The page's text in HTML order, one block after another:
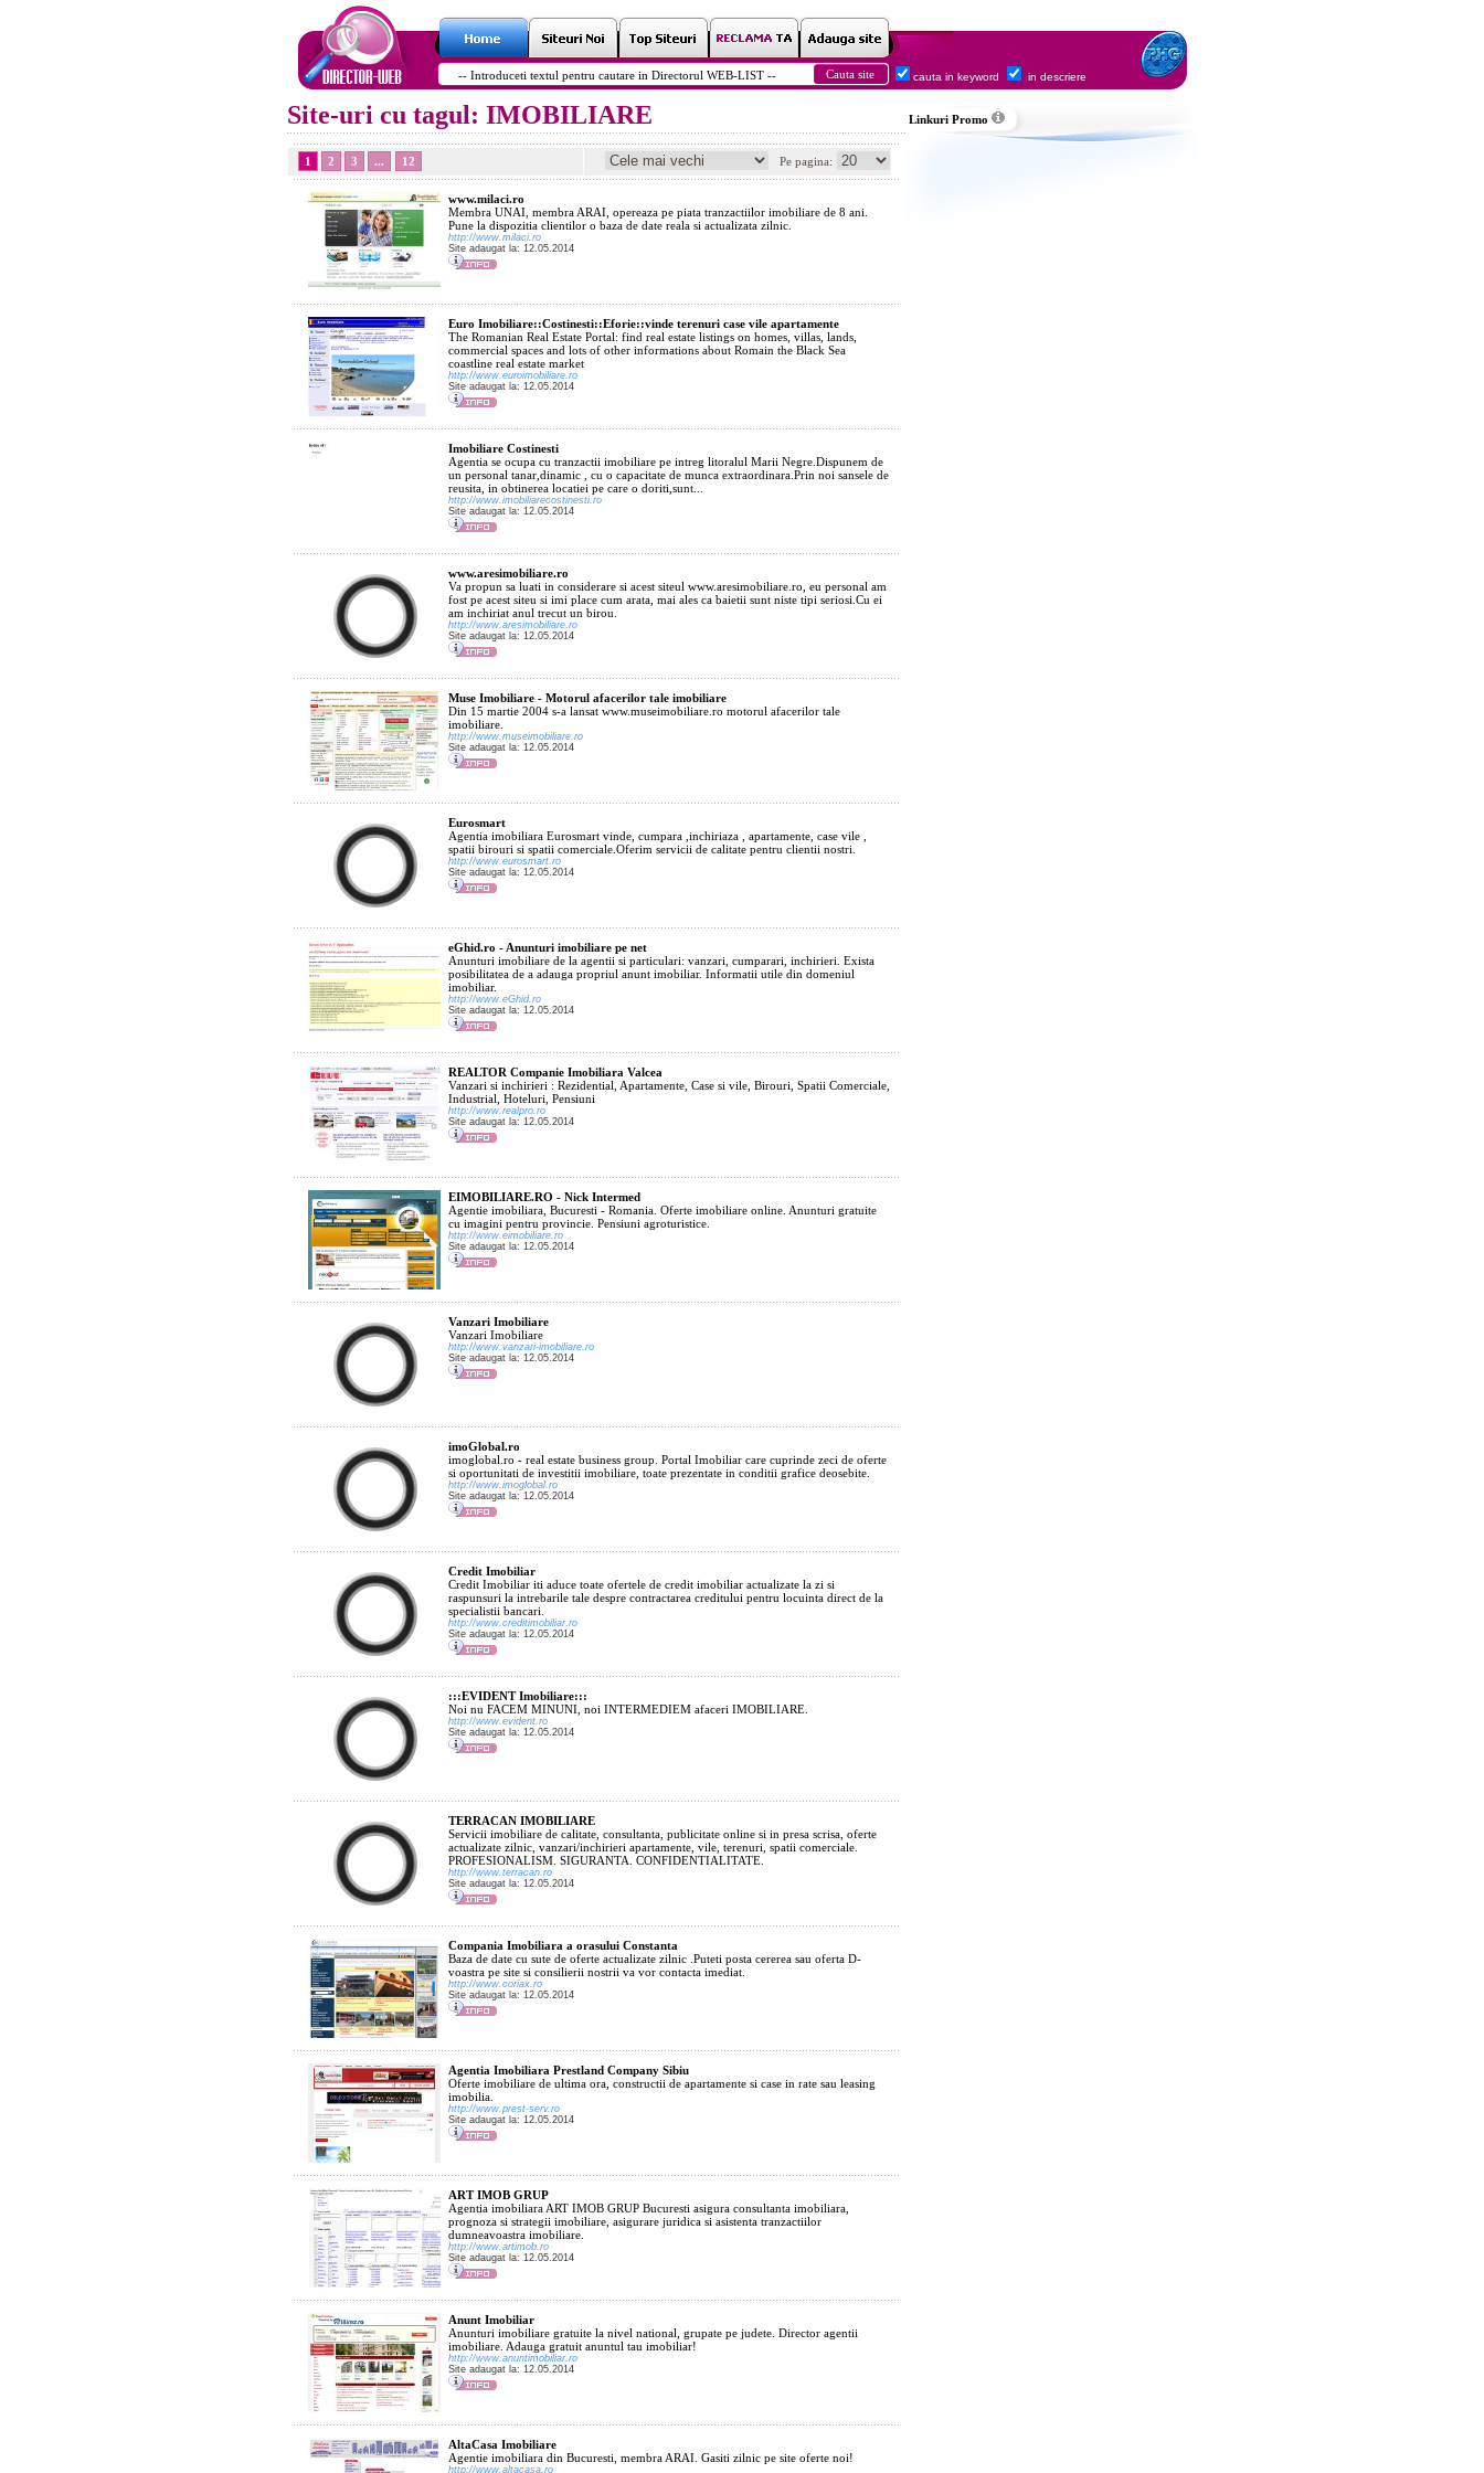
cauta in keyword in descriere
Site-uri cu tagul: IMOBILIARE
1 2 3 ... 12 Pe pagina:
www.milaci.ro
Membra UNAI, membra ARAI, opereaza pe piata tranzactiilor imobiliare de 8 ani.
Pune la dispozitia clientilor o baza de date reala si actualizata zilnic.
http://www.milaci.ro
Site adaugat la: 12.05.2014
Euro Imobiliare::Costinesti::Eforie::vinde terenuri case vile apartamente
The Romanian Real Estate Portal: find real estate listings on homes, villas, lands,
commercial spaces and lots of other informations about Romain the Black Sea
coastline real estate market
http://www.euroimobiliare.ro
Site adaugat la: 12.05.2014
Imobiliare Costinesti
Agentia se ocupa cu tranzactii imobiliare pe intreg litoralul Marii Negre.Dispunem de
un personal tanar,dinamic , cu o capacitate de munca extraordinara.Prin noi sansele de
reusita, in obtinerea locatiei pe care o doriti,sunt...
http://www.imobiliarecostinesti.ro
Site adaugat la: 12.05.2014
www.aresimobiliare.ro
Va propun sa luati in considerare si acest siteul www.aresimobiliare.ro, eu personal am
fost pe acest siteu si imi place cum arata, mai ales ca baietii sunt niste tipi seriosi.Cu ei
am inchiriat anul trecut un birou.
http://www.aresimobiliare.ro
Site adaugat la: 12.05.2014
Muse Imobiliare - Motorul afacerilor tale imobiliare
Din 15 martie 2004 s-a lansat www.museimobiliare.ro motorul afacerilor tale
imobiliare.
http://www.museimobiliare.ro
Site adaugat la: 12.05.2014
Eurosmart
Agentia imobiliara Eurosmart vinde, cumpara ,inchiriaza , apartamente, case vile ,
spatii birouri si spatii comerciale.Oferim servicii de calitate pentru clientii nostri.
http://www.eurosmart.ro
Site adaugat la: 12.05.2014
eGhid.ro - Anunturi imobiliare pe net
Anunturi imobiliare de la agentii si particulari: vanzari, cumparari, inchirieri. Exista
posibilitatea de a adauga propriul anunt imobiliar. Informatii utile din domeniul
imobiliar.
http://www.eGhid.ro
Site adaugat la: 12.05.2014
REALTOR Companie Imobiliara Valcea
Vanzari si inchirieri : Rezidential, Apartamente, Case si vile, Birouri, Spatii Comerciale,
Industrial, Hoteluri, Pensiuni
http://www.realpro.ro
Site adaugat la: 12.05.2014
EIMOBILIARE.RO - Nick Intermed
Agentie imobiliara, Bucuresti - Romania. Oferte imobiliare online. Anunturi gratuite
cu imagini pentru provincie. Pensiuni agroturistice.
http://www.eimobiliare.ro
Site adaugat la: 12.05.2014
Vanzari Imobiliare
Vanzari Imobiliare
http://www.vanzari-imobiliare.ro
Site adaugat la: 12.05.2014
imoGlobal.ro
imoglobal.ro - real estate business group. Portal Imobiliar care cuprinde zeci de oferte
si oportunitati de investitii imobiliare, toate prezentate in conditii grafice deosebite.
http://www.imoglobal.ro
Site adaugat la: 12.05.2014
Credit Imobiliar
Credit Imobiliar iti aduce toate ofertele de credit imobiliar actualizate la zi si
raspunsuri la intrebarile tale despre contractarea creditului pentru locuinta direct de la
specialistii bancari.
http://www.creditimobiliar.ro
Site adaugat la: 12.05.2014
:::EVIDENT Imobiliare:::
Noi nu FACEM MINUNI, noi INTERMEDIEM afaceri IMOBILIARE.
http://www.evident.ro
Site adaugat la: 12.05.2014
TERRACAN IMOBILIARE
Servicii imobiliare de calitate, consultanta, publicitate online si in presa scrisa, oferte
actualizate zilnic, vanzari/inchirieri apartamente, vile, terenuri, spatii comerciale.
PROFESIONALISM. SIGURANTA. CONFIDENTIALITATE.
http://www.terracan.ro
Site adaugat la: 12.05.2014
Compania Imobiliara a orasului Constanta
Baza de date cu sute de oferte actualizate zilnic .Puteti posta cererea sau oferta D-
voastra pe site si consilierii nostrii va vor contacta imediat.
http://www.coriax.ro
Site adaugat la: 12.05.2014
Agentia Imobiliara Prestland Company Sibiu
Oferte imobiliare de ultima ora, constructii de apartamente si case in rate sau leasing
imobilia.
http://www.prest-serv.ro
Site adaugat la: 12.05.2014
ART IMOB GRUP
Agentia imobiliara ART IMOB GRUP Bucuresti asigura consultanta imobiliara,
prognoza si strategii imobiliare, asigurare juridica si asistenta tranzactiilor
dumneavoastra imobiliare.
http://www.artimob.ro
Site adaugat la: 12.05.2014
Anunt Imobiliar
Anunturi imobiliare gratuite la nivel national, grupate pe judete. Director agentii
imobiliare. Adauga gratuit anuntul tau imobiliar!
http://www.anuntimobiliar.ro
Site adaugat la: 12.05.2014
AltaCasa Imobiliare
Agentie imobiliara din Bucuresti, membra ARAI. Gasiti zilnic pe site oferte noi!
http://www.altacasa.ro
Linkuri Promo